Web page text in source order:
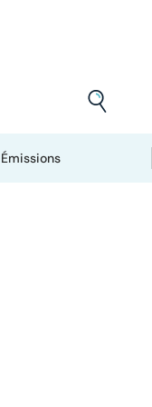
Émissions